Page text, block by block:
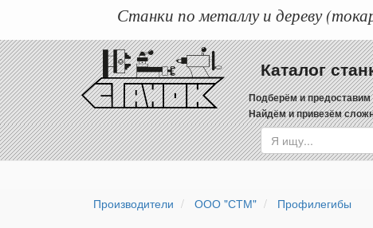
Станки по металлу и дереву
Каталог
Подберём и предоставим
Найдём и привезём
Производители ООО "СТМ" Профилегибы